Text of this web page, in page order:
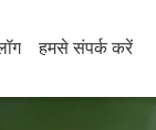
हमसे संपर्क करें